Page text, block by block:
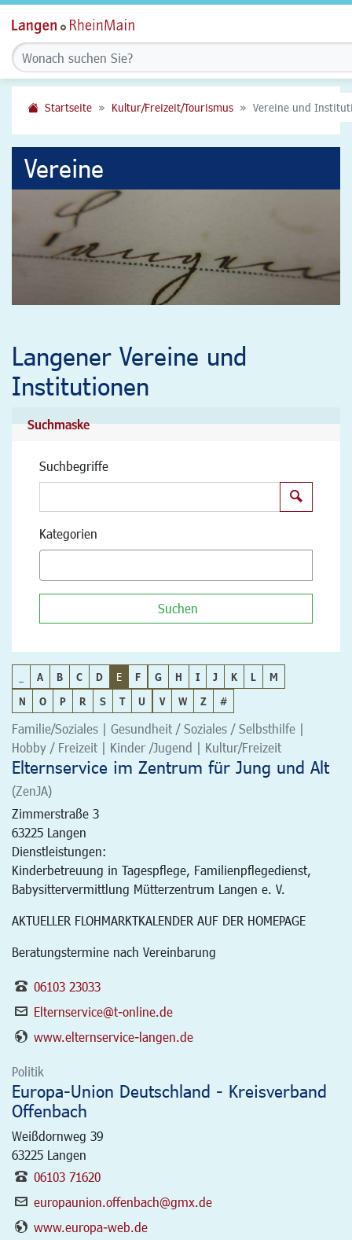
Startseite Kultur/Freizeit/Tourismus Vereine und
Vereine
Langener Vereine und
Institutionen
Suchmaske
Suchbegriffe
Kategorien
Suchen
A B C D E F G H I J K L
M
N
O P R S T U V W Z #
Familie/Soziales | Gesundheit / Soziales / Selbsthilfe |
Hobby / Freizeit | Kinder /Jugend | Kultur/Freizeit
Elternservice im Zentrum für Jung und Alt
(ZenJA)
Zimmerstraße 3
63225 Langen
Dienstleistungen:
Kinderbetreuung in Tagespflege, Familienpflegedienst,
Babysittervermittlung Mütterzentrum Langen e. V.
AKTUELLER FLOHMARKTKALENDER AUF DER HOMEPAGE
Beratungstermine nach Vereinbarung
06103 23033
Elternservice@t-online.de
www.elternservice-langen.de
Politik
Europa-Union Deutschland - Kreisverband
Offenbach
Weißdornweg 39
63225 Langen
06103 71620
europaunion.offenbach@gmx.de
www.europa-web.de